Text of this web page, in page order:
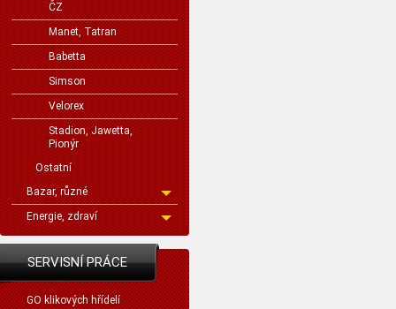
ČZ
Manet, Tatran
Babetta
Simson
Velorex
Stadion, Jawetta,
Pionýr
Ostatní
Bazar, různé
Energie, zdraví
SERVISNÍ PRÁCE
GO klikových hřídelí